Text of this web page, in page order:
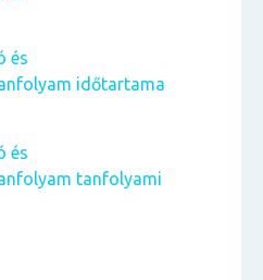
és
időtartama
és
tanfolyami